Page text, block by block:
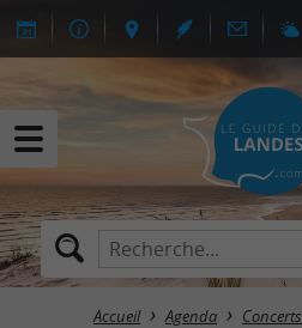
Accueil Agenda Concerts